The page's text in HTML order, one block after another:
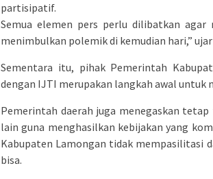
partisipatif.
Semua elemen pers perlu dilibatkan
menimbulkan polemik di kemudian hari,”
Sementara itu, pihak Pemerintah
dengan IJTI merupakan langkah awal untuk
Pemerintah daerah juga menegaskan
lain guna menghasilkan kebijakan yang
Kabupaten Lamongan tidak mempasilitasi
bisa.